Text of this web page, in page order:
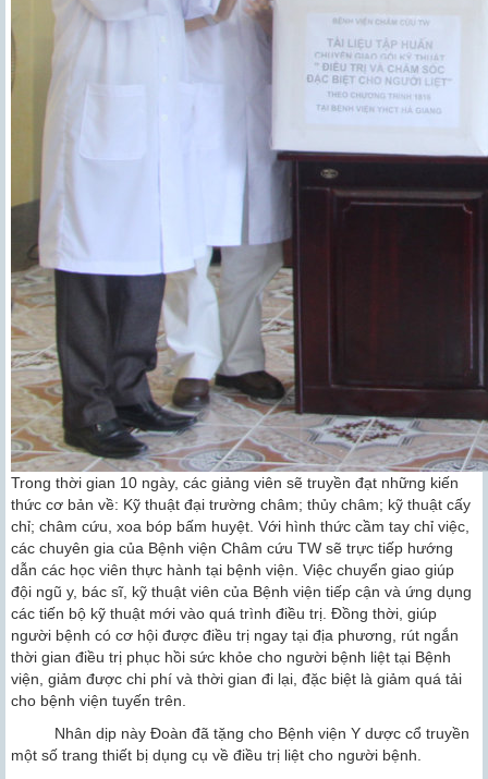
Trong thời gian 10 ngày, các giảng viên sẽ truyền đạt những kiến
thức cơ bản về: Kỹ thuật đại trường châm; thủy châm; kỹ thuật cấy
chỉ; châm cứu, xoa bóp bấm huyệt. Với hình thức cầm tay chỉ việc,
các chuyên gia của Bệnh viện Châm cứu TW sẽ trực tiếp hướng
dẫn các học viên thực hành tại bệnh viện. Việc chuyển giao giúp
đội ngũ y, bác sĩ, kỹ thuật viên của Bệnh viện tiếp cận và ứng dụng
các tiến bộ kỹ thuật mới vào quá trình điều trị. Đồng thời, giúp
người bệnh có cơ hội được điều trị ngay tại địa phương, rút ngắn
thời gian điều trị phục hồi sức khỏe cho người bệnh liệt tại Bệnh
viện, giảm được chi phí và thời gian đi lại, đặc biệt là giảm quá tải
cho bệnh viện tuyến trên.
Nhân dịp này Đoàn đã tặng cho Bệnh viện Y dược cổ truyền
một số trang thiết bị dụng cụ về điều trị liệt cho người bệnh.